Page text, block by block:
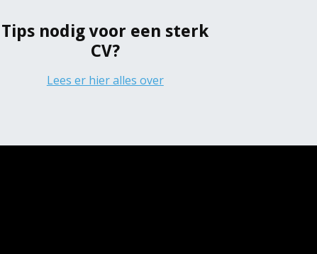
Tips nodig voor een sterk
CV?
Lees er hier alles over